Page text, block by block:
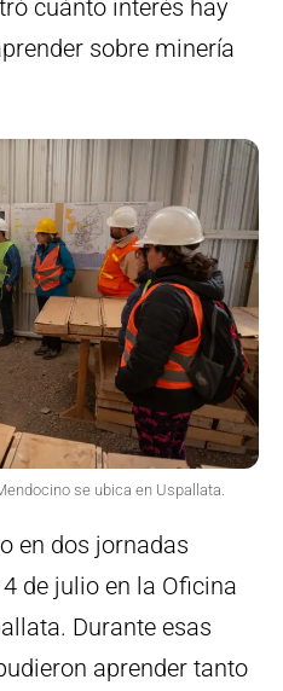
cuánto interés hay
sobre minería
se ubica en Uspallata.
en dos jornadas
de julio en la Oficina
Durante esas
aprender tanto